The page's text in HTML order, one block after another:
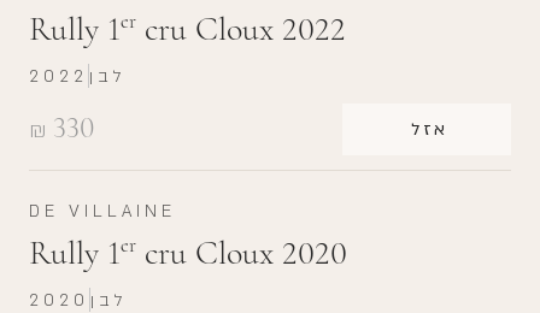
Rully 1er cru Cloux 2022
₪ 330 אזל
2022 לבן
DE VILLAINE
Rully 1er cru Cloux 2020
2020 לבן